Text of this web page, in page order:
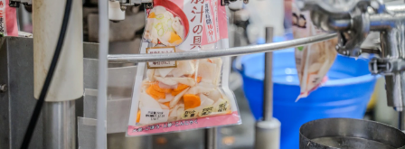
奈良エリア
和歌山エリア
鳥取エリア
島根エリア
岡山エリア
広島エリア
山口エリア
徳島エリア
香川エリア
愛媛エリア